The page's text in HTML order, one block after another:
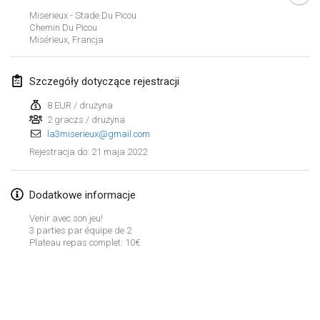
Miserieux - Stade Du Picou
Chemin Du Picou
Misérieux, Francja
Szczegóły dotyczące rejestracji
8 EUR / drużyna
2 graczs / drużyna
la3miserieux@gmail.com
Rejestracja do: 21 maja 2022
Dodatkowe informacje
Venir avec son jeu!
3 parties par équipe de 2
Plateau repas complet: 10€
luty 2022
4 lut 2022| Czechy
TangoMölkky
5 lut 2022|Finlandia
12 lut 2022|Finlandia
Yamagata Tournament
13 lut 2022|Japonia